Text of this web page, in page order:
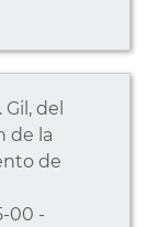
del
de la
de
00 -